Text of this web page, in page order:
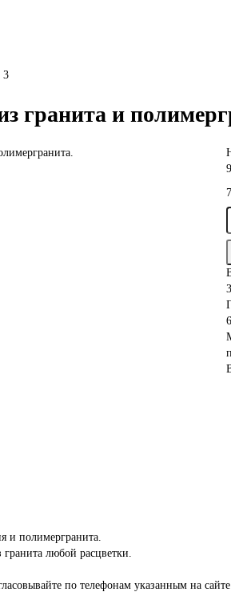
3
гранита и
и полимергранита.
любой расцветки.
по телефонам указанным на